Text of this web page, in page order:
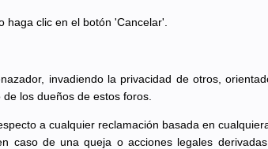
clic en el botón 'Cancelar'.
invadiendo la privacidad de otros,
los dueños de estos foros.
a cualquier reclamación basada en
caso de una queja o acciones legales